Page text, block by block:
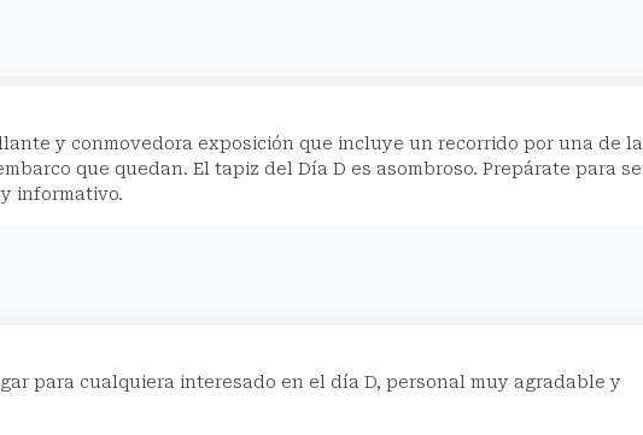
y conmovedora exposición que incluye un recorrido por una de
que quedan. El tapiz del Día D es asombroso. Prepárate para
informativo.
para cualquiera interesado en el día D, personal muy agradable y